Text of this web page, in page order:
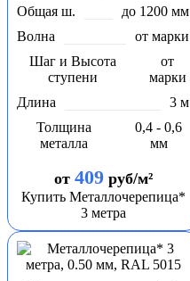
Общая ш.
до 1200 мм
Волна
от марки
Шаг и Высота
ступени
от
марки
Длина
3 м
Толщина
металла
0,4 - 0,6
мм
от 409руб/м²
Купить Металлочерепица*
3 метра